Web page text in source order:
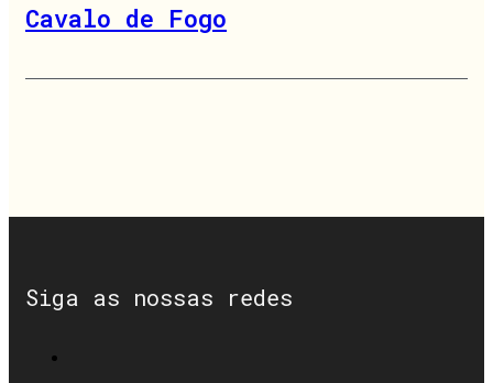
Cavalo de Fogo
Siga as nossas redes